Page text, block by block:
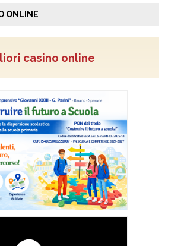
ONLINE
casino online